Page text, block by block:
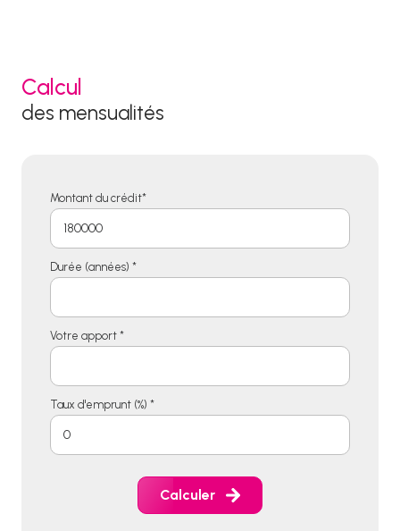
Calcul
des mensualités
Montant du crédit*
Durée (années) *
Votre apport *
Taux d'emprunt (%) *
Calculer